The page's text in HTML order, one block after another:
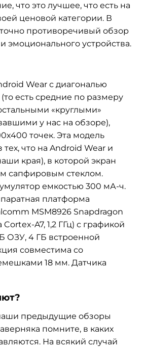
что это лучшее, что есть на
ценовой категории. В
противоречивый обзор
эмоционального устройства.
Wear с диагональю
есть средние по размеру
«круглыми»
у нас на обзоре),
точек. Эта модель
что на Android Wear и
края), в которой экран
сапфировым стеклом.
емкостью 300 мА-ч.
платформа
MSM8926 Snapdragon
A7, 1,2 ГГц) с графикой
ОЗУ, 4 ГБ встроенной
совместима со
18 мм. Датчика
предыдущие обзоры
помните, в каких
На всякий случай